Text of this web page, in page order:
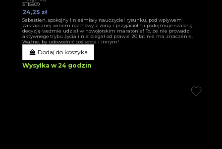
3T15809
24,25 zł
Sebastien, spokojny i nieśmiały nauczyciel rysunku, pod wpływem
zakrapianej winem rozmowy z żoną i przyjaciółmi podejmuje szaloną
decyzję weźmie udział w nowojorskim maratonie! To, że nie prowadzi
aktywnego trybu życia i nie biegał od prawie 20 lat nie ma znaczenia.
Ważne, by udowodnić coś sobie i innym!
Dodaj do koszyka
Wysyłka w 24 godzin